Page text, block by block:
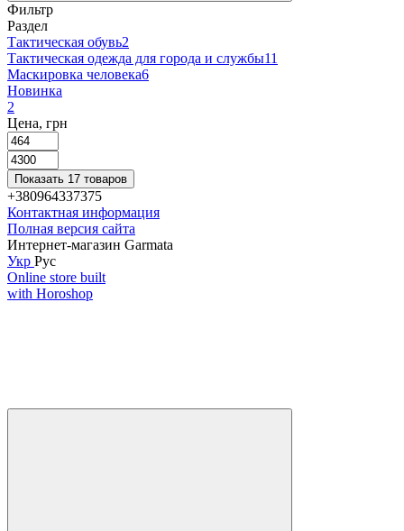
Фильтр
Раздел
Тактическая обувь2
Тактическая одежда для города и службы11
Маскировка человека6
Новинка
2
Цена, грн
Показать 17 товаров
+380964337375
Контактная информация
Полная версия сайта
Интернет-магазин Garmata
Укр Рус
Online store built
with Horoshop